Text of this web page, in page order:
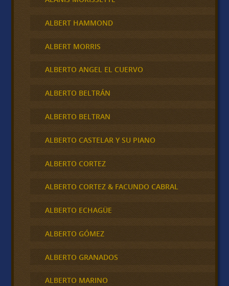
ALBERT HAMMOND
ALBERT MORRIS
ALBERTO ANGEL EL CUERVO
ALBERTO BELTRÁN
ALBERTO BELTRAN
ALBERTO CASTELAR Y SU PIANO
ALBERTO CORTEZ
ALBERTO CORTEZ & FACUNDO CABRAL
ALBERTO ECHAGÜE
ALBERTO GÓMEZ
ALBERTO GRANADOS
ALBERTO MARINO